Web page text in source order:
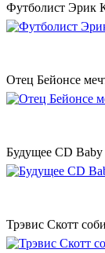
Футболист Эрик
Отец Бейонсе
Будущее CD Baby
Трэвис Скотт